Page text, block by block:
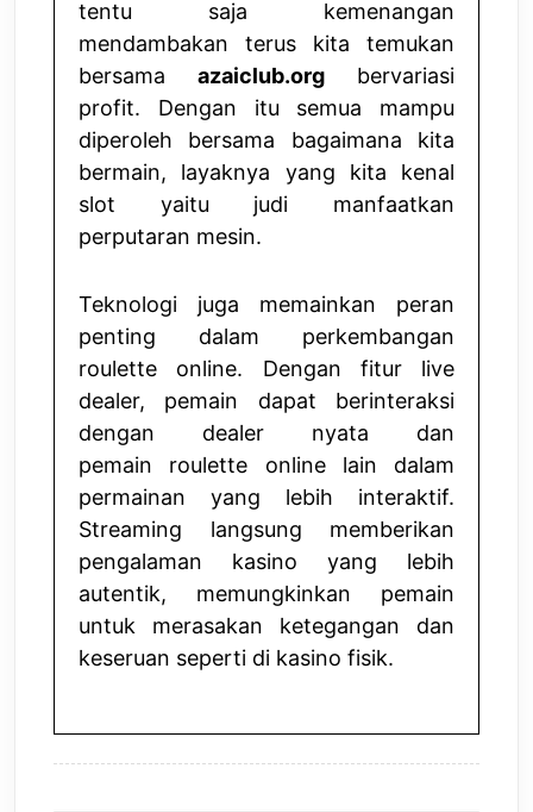
tentu saja kemenangan
mendambakan terus kita temukan
bersama azaiclub.org bervariasi
profit. Dengan itu semua mampu
diperoleh bersama bagaimana kita
bermain, layaknya yang kita kenal
slot yaitu judi manfaatkan
perputaran mesin.
Teknologi juga memainkan peran
penting dalam perkembangan
roulette online. Dengan fitur live
dealer, pemain dapat berinteraksi
dengan dealer nyata dan
pemain roulette onlinelain dalam
permainan yang lebih interaktif.
Streaming langsung memberikan
pengalaman kasino yang lebih
autentik, memungkinkan pemain
untuk merasakan ketegangan dan
keseruan seperti di kasino fisik.